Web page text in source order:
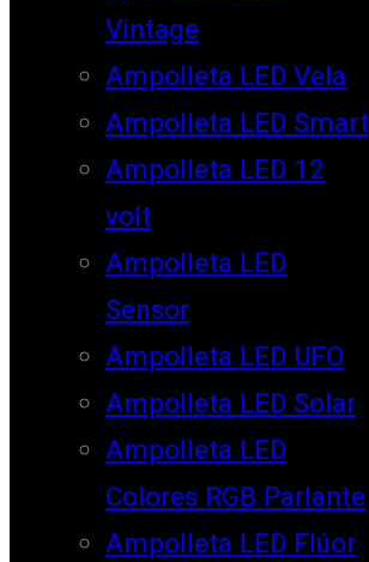
Vintage
Ampolleta LED Vela
Ampolleta LED Smart
Ampolleta LED 12
volt
Ampolleta LED
Sensor
Ampolleta LED UFO
Ampolleta LED Solar
Ampolleta LED
Colores RGB Parlante
Ampolleta LED Flúor